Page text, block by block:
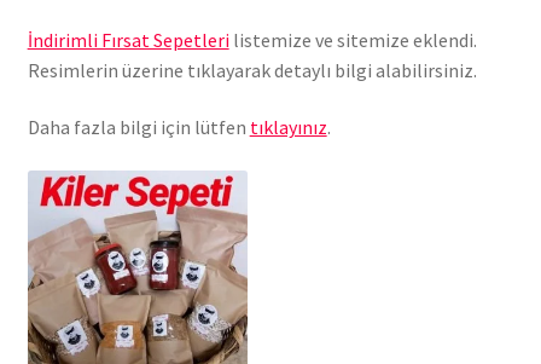
İndirimli Fırsat Sepetlerilistemize ve sitemize eklendi.
Resimlerin üzerine tıklayarak detaylı bilgi alabilirsiniz.
Daha fazla bilgi için lütfen tıklayınız.